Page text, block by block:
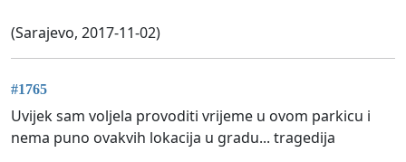
(Sarajevo, 2017-11-02)
#1765
Uvijek sam voljela provoditi vrijeme u ovom parkicu i
nema puno ovakvih lokacija u gradu... tragedija